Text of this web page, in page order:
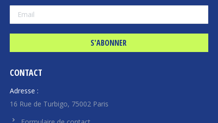
CONTACT
Adresse :
16 Rue de Turbigo, 75002 Paris